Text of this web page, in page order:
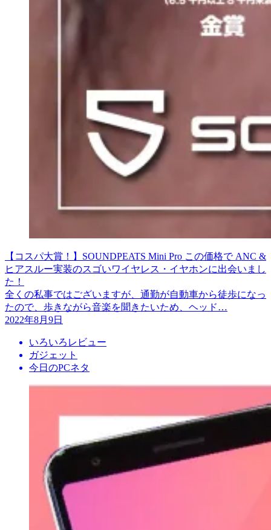
【コスパ大賞！】SOUNDPEATS Mini Pro この価格で ANC &
ヒアスルー実装のスゴいワイヤレス・イヤホンに出会いまし
た！
全くの私事ではございますが、通勤が自動車から徒歩になっ
たので、歩きながら音楽を聞きたいため、ヘッド…
2022年8月9日
いろいろレビュー
ガジェット
今日のPCネタ